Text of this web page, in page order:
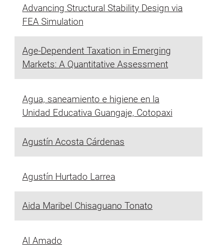
Advancing Structural Stability Design via
FEA Simulation
Age-Dependent Taxation in Emerging
Markets: A Quantitative Assessment
Agua, saneamiento e higiene en la
Unidad Educativa Guangaje, Cotopaxi
Agustín Acosta Cárdenas
Agustín Hurtado Larrea
Aida Maribel Chisaguano Tonato
Al Amado